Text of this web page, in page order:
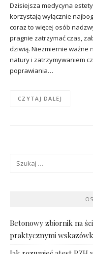
Dzisiejsza medycyna
korzystają wyłącznie
coraz to więcej osób
pragnie zatrzymać czas,
dziwią. Niezmiernie ważne
natury i zatrzymywaniem
poprawiania…
CZYTAJ DALEJ
Betonowy zbiornik na
praktycznymi